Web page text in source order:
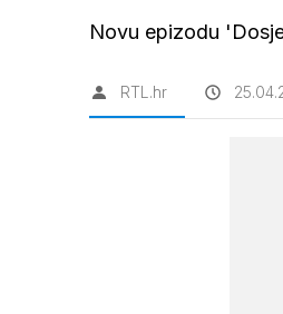
Novu epizodu
RTL.hr